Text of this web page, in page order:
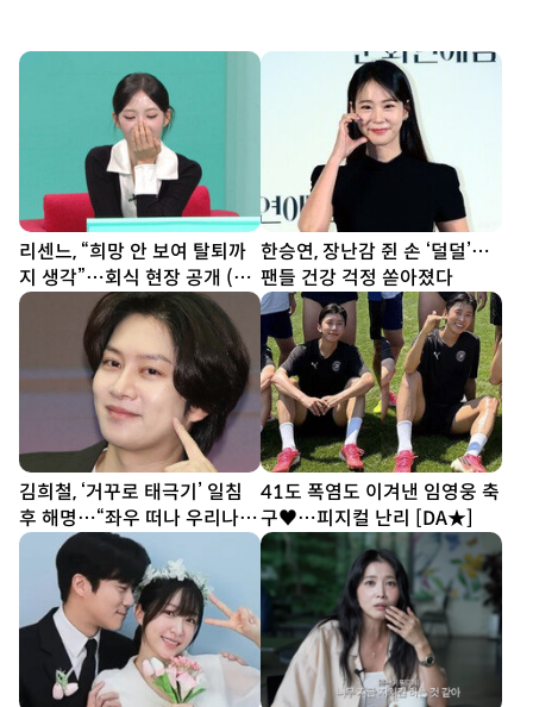
리센느, “희망 안 보여 탈퇴까
지 생각”…회식 현장 공개 (전
참시)
한승연, 장난감 쥔 손 ‘덜덜’…
팬들 건강 걱정 쏟아졌다
김희철, ‘거꾸로 태극기’ 일침
후 해명…“좌우 떠나 우리나라
국기”[SD이슈]
41도 폭염도 이겨낸 임영웅 축
구♥…피지컬 난리 [DA★]